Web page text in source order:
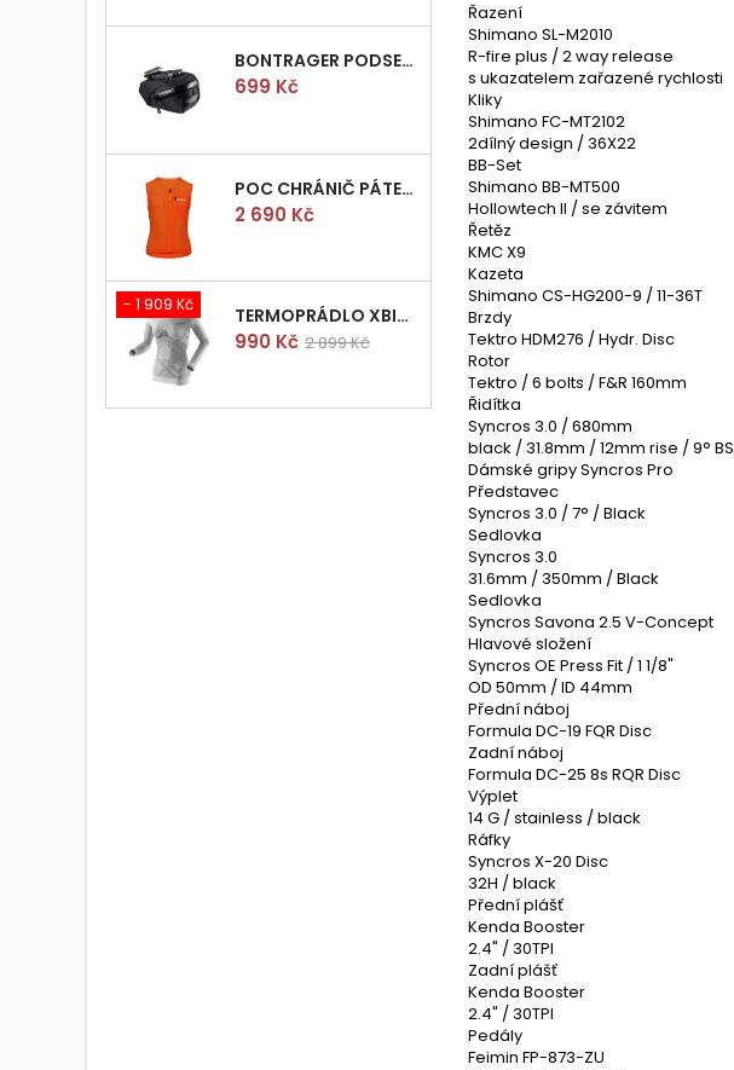
BONTRAGER PODSEDLOVÁ BRAŠNIČKA PRO QUICK S
Cena
699 Kč
POC CHRÁNIČ PÁTEŘE POCITO VPD AIR VEST VEL.M
Cena
2 690 Kč
- 1 909 Kč TERMOPRÁDLO XBIONIC RADIACTOR WOMAN SHIRT LONGS L/XL
Cena
990 Kč Běžná
2 899 Kč
Řazení
Shimano SL-M2010
R-fire plus / 2 way release
s ukazatelem zařazené rychlosti
Kliky
Shimano FC-MT2102
2dílný design / 36X22
BB-Set
Shimano BB-MT500
Hollowtech II / se závitem
Řetěz
KMC X9
Kazeta
Shimano CS-HG200-9 / 11-36T
Brzdy
Tektro HDM276 / Hydr. Disc
Rotor
Tektro / 6 bolts / F&R 160mm
Řidítka
Syncros 3.0 / 680mm
black / 31.8mm / 12mm rise / 9° BS
Dámské gripy Syncros Pro
Představec
Syncros 3.0 / 7° / Black
Sedlovka
Syncros 3.0
31.6mm / 350mm / Black
Sedlovka
Syncros Savona 2.5 V-Concept
Hlavové složení
Syncros OE Press Fit / 1 1/8"
OD 50mm / ID 44mm
Přední náboj
Formula DC-19 FQR Disc
Zadní náboj
Formula DC-25 8s RQR Disc
Výplet
14 G / stainless / black
Ráfky
Syncros X-20 Disc
32H / black
Přední plášť
Kenda Booster
2.4" / 30TPI
Zadní plášť
Kenda Booster
2.4" / 30TPI
Pedály
Feimin FP-873-ZU